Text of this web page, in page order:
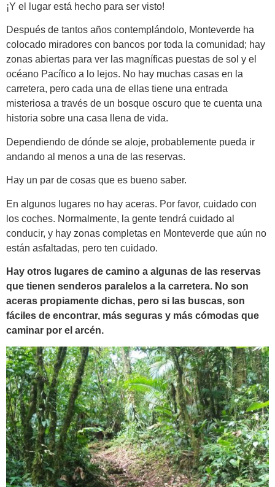
¡Y el lugar está hecho para ser visto!
Después de tantos años contemplándolo, Monteverde ha
colocado miradores con bancos por toda la comunidad; hay
zonas abiertas para ver las magníficas puestas de sol y el
océano Pacífico a lo lejos. No hay muchas casas en la
carretera, pero cada una de ellas tiene una entrada
misteriosa a través de un bosque oscuro que te cuenta una
historia sobre una casa llena de vida.
Dependiendo de dónde se aloje, probablemente pueda ir
andando al menos a una de las reservas.
Hay un par de cosas que es bueno saber.
En algunos lugares no hay aceras. Por favor, cuidado con
los coches. Normalmente, la gente tendrá cuidado al
conducir, y hay zonas completas en Monteverde que aún no
están asfaltadas, pero ten cuidado.
Hay otros lugares de camino a algunas de las reservas
que tienen senderos paralelos a la carretera. No son
aceras propiamente dichas, pero si las buscas, son
fáciles de encontrar, más seguras y más cómodas que
caminar por el arcén.